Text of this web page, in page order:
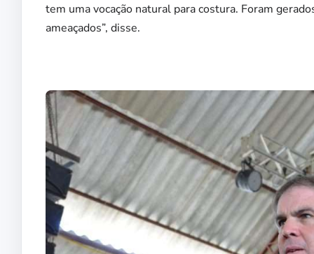
tem uma vocação natural para costura. Foram
ameaçados”, disse.